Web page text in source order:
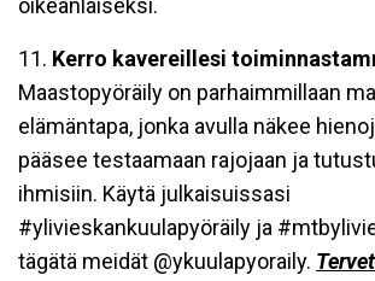
oikeanlaiseksi.
11. Kerro kavereillesi
Maastopyöräily on parhaimmillaan
elämäntapa, jonka avulla näkee
pääsee testaamaan rajojaan ja
ihmisiin. Käytä julkaisuissasi
#ylivieskankuulapyöräily ja
tägätä meidät @ykuulapyoraily.